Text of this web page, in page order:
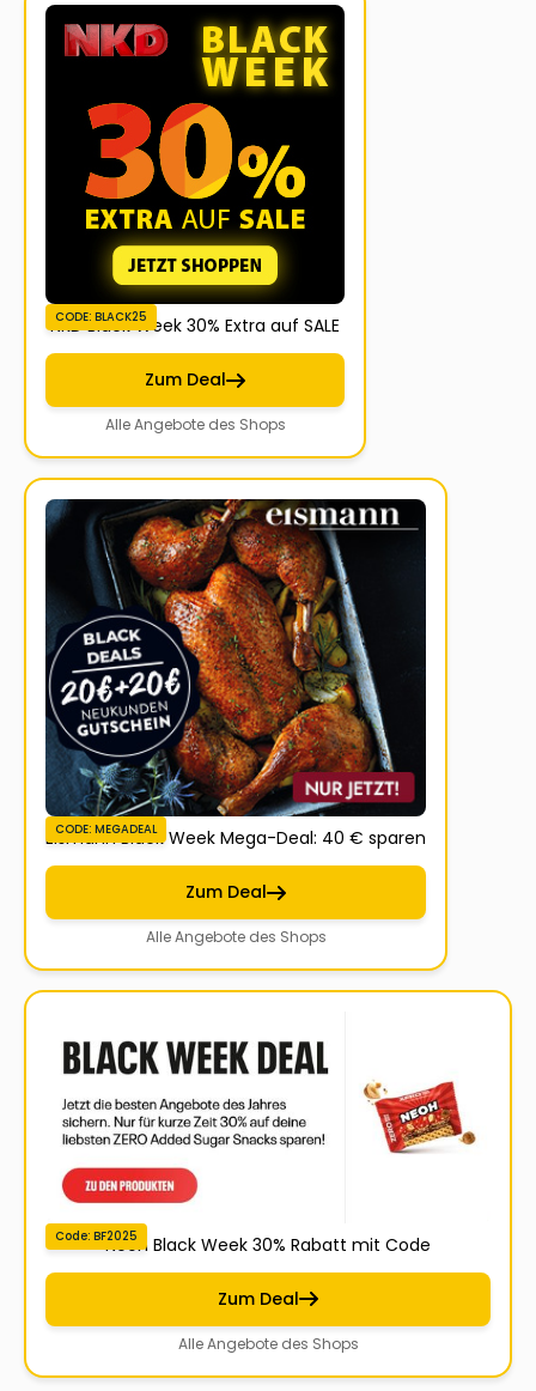
CODE: BLACK25
NKD Black Week 30% Extra auf SALE
Zum Deal
Alle Angebote des Shops
CODE: MEGADEAL
Eismann Black Week Mega-Deal: 40 € sparen
Zum Deal
Alle Angebote des Shops
Code: BF2025Neoh Black Week 30% Rabatt mit Code
Zum Deal
Alle Angebote des Shops